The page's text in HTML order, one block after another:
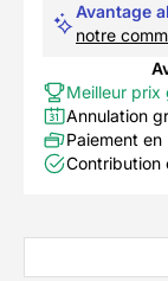
Avantage
notre
Meilleur prix
Annulation
Paiement en
Contribution